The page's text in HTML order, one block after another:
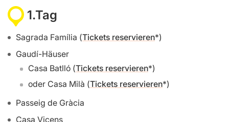
1.Tag
Sagrada Família (Tickets reservieren )
Gaudí-Häuser
Casa Batlló (Tickets reservieren )
oder Casa Milà (Tickets reservieren )
Passeig de Gràcia
Casa Vicens